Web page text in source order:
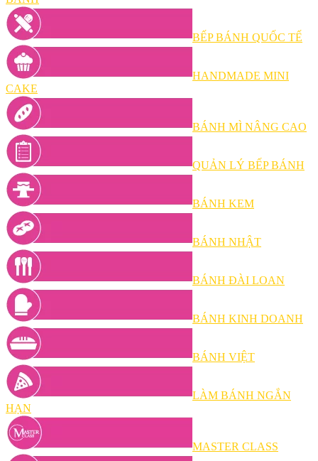
BẾP BÁNH QUỐC TẾ
HANDMADE MINI
CAKE
BÁNH MÌ NÂNG CAO
QUẢN LÝ BẾP BÁNH
BÁNH KEM
BÁNH NHẬT
BÁNH ĐÀI LOAN
BÁNH KINH DOANH
BÁNH VIỆT
LÀM BÁNH NGẮN
HẠN
MASTER CLASS